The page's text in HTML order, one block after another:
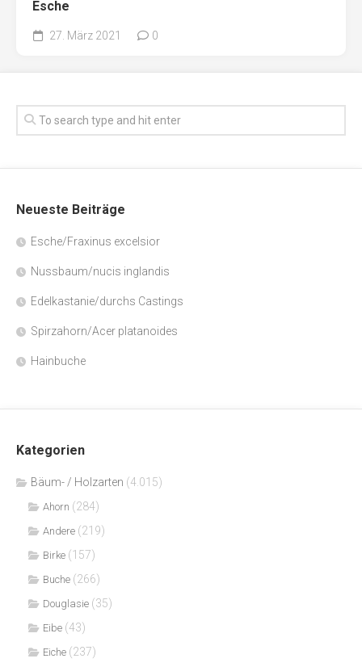
Esche
27. März 2021 0
Neueste Beiträge
Esche/Fraxinus excelsior
Nussbaum/nucis inglandis
Edelkastanie/durchs Castings
Spirzahorn/Acer platanoides
Hainbuche
Kategorien
Bäum- / Holzarten (4.015)
Ahorn (284)
Andere (219)
Birke (157)
Buche (266)
Douglasie (35)
Eibe (43)
Eiche (237)